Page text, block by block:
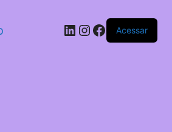
LinkedIn
Instagram
Facebook
Acessar